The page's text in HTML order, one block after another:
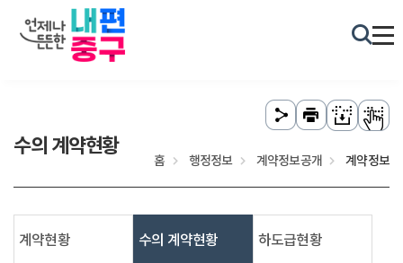
수의 계약현황
홈 행정정보 계약정보공개 계약정보
계약현황 수의 계약현황 하도급현황